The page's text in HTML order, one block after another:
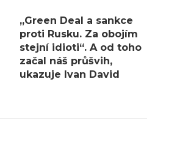
„Green Deal a sankce
proti Rusku. Za obojím
stejní idioti“. A od toho
začal náš průšvih,
ukazuje Ivan David